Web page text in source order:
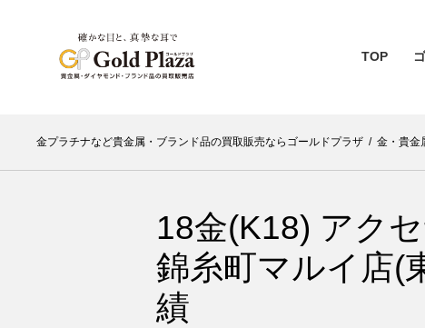
TOP
金プラチナなど貴金属・ブランド品の買取販売ならゴールドプラザ / 金・貴金
18金(K18) アク
錦糸町マルイ店(
績